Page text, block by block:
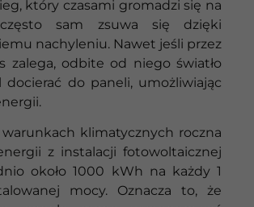
który czasami gromadzi się na
często sam zsuwa się dzięki
nachyleniu. Nawet jeśli przez
zalega, odbite od niego światło
docierać do paneli, umożliwiając
klimatycznych roczna
z instalacji fotowoltaicznej
około 1000 kWh na każdy 1
mocy. Oznacza to, że